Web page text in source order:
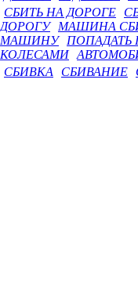
СБИТЬ НА ДОРОГЕ
ДОРОГУ
МАШИНА
МАШИНУ
ПОПАДАТЬ
КОЛЕСАМИ
СБИВКА СБИВАНИЕ